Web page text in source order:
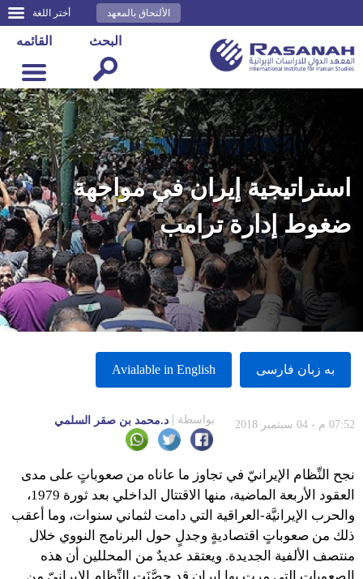
أختر اللغة الألتحاق بالمعهد
القائمه البحث
استراتيجية إيران في مواجهة
ضغوط إدارة ترامب
به زبان فارسى Avialable in English
07:52 م - 04 سبتمبر 2018 بواسطة د.محمد بن صقر السلمي
نجح النِّظام الإيرانيّ في تجاوز ما عاناه من صعوباتٍ على مدى
العقود الأربعة الماضية، منها الاقتتال الداخلي بعد ثورة 1979،
والحرب الإيرانيَّة-العراقية التي دامت لثماني سنوات، وما أعقب
ذلك من صعوباتٍ اقتصاديةٍ وجدلٍ حول البرنامج النووي خلال
منتصف الألفية الجديدة. ويعتقد عديدٌ من المحللين أن هذه